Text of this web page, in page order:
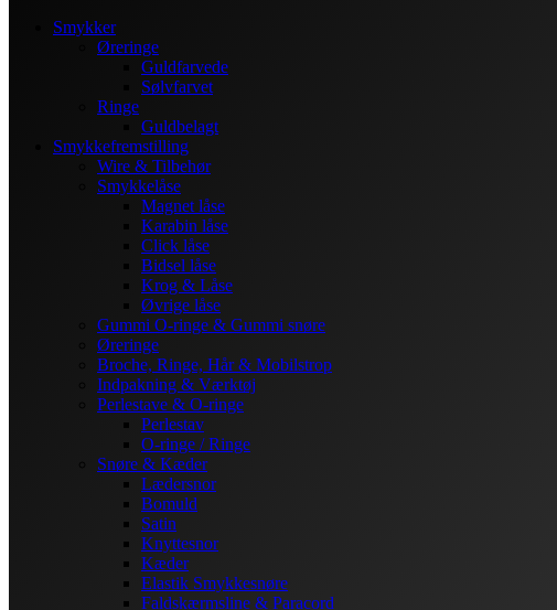
Smykker
Øreringe
Guldfarvede
Sølvfarvet
Ringe
Guldbelagt
Smykkefremstilling
Wire & Tilbehør
Smykkelåse
Magnet låse
Karabin låse
Click låse
Bidsel låse
Krog & Låse
Øvrige låse
Gummi O-ringe & Gummi snøre
Øreringe
Broche, Ringe, Hår & Mobilstrop
Indpakning & Værktøj
Perlestave & O-ringe
Perlestav
O-ringe / Ringe
Snøre & Kæder
Lædersnor
Bomuld
Satin
Knyttesnor
Kæder
Elastik Smykkesnøre
Faldskærmsline & Paracord